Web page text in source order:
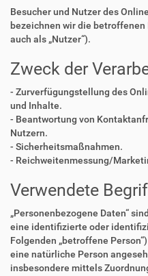
Besucher und Nutzer des
bezeichnen wir die
auch als „Nutzer“).
Zweck der
- Zurverfügungstellung des
und Inhalte.
- Beantwortung von
Nutzern.
- Sicherheitsmaßnahmen.
- Reichweitenmessung/
Verwendete
„Personenbezogene Daten“
eine identifizierte oder
Folgenden „betroffene
eine natürliche Person
insbesondere mittels